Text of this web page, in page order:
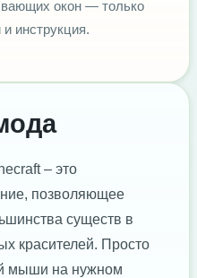
окон — только
инструкция.
– это
позволяющее
существ в
красителей. Просто
мыши на нужном